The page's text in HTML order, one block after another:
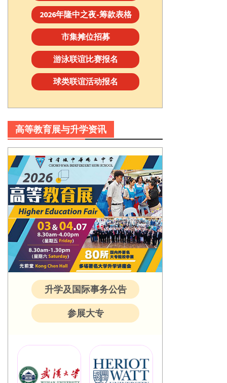
2026年隆中之夜-筹款表格
市集摊位招募
游泳联谊比赛报名
球类联谊活动报名
高等教育展与升学资讯
升学及国际事务公告
参展大专